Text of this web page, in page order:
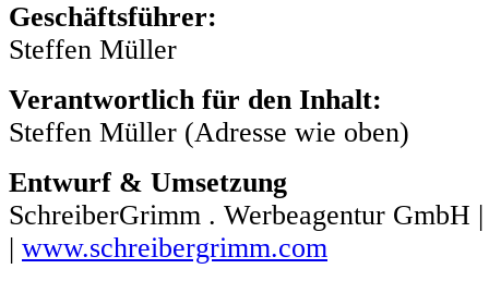
Geschäftsführer:
Steffen Müller
Verantwortlich für den Inhalt:
Steffen Müller (Adresse wie oben)
Entwurf & Umsetzung
SchreiberGrimm . Werbeagentur GmbH
| www.schreibergrimm.com